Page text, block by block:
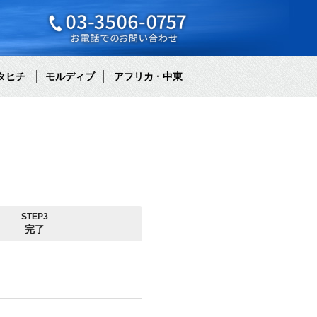
ヒチ モルディブ アフリカ・中東
STEP3
完了